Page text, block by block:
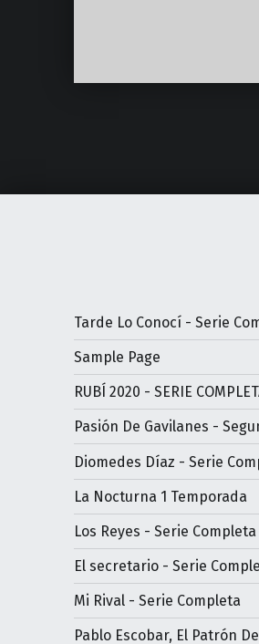
Tarde Lo Conocí - Serie
Sample Page
RUBÍ 2020 - SERIE
Pasión De Gavilanes -
Diomedes Díaz - Serie
La Nocturna 1 Temporada
Los Reyes - Serie Completa
El secretario - Serie
Mi Rival - Serie Completa
Pablo Escobar, El Patrón